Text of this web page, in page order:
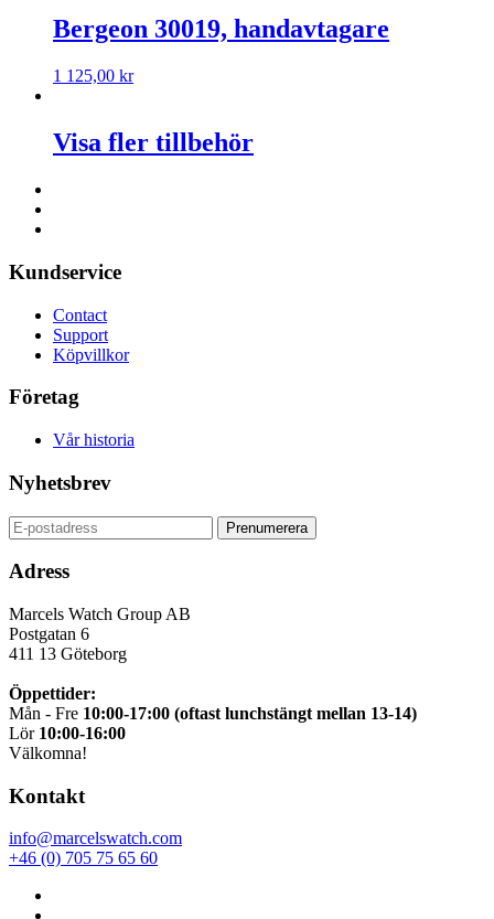
Bergeon 30019, handavtagare
1 125,00 kr
Visa fler tillbehör
Kundservice
Contact
Support
Köpvillkor
Företag
Vår historia
Nyhetsbrev
Adress
Marcels Watch Group AB
Postgatan 6
411 13 Göteborg
Öppettider:
Mån - Fre 10:00-17:00 (oftast lunchstängt mellan 13-14)
Lör 10:00-16:00
Välkomna!
Kontakt
info@marcelswatch.com
+46 (0) 705 75 65 60